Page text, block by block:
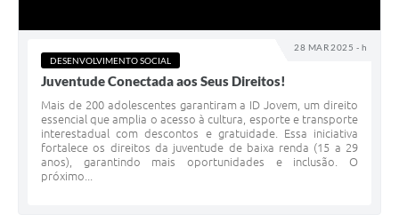
28 MAR 2025 - h
DESENVOLVIMENTO SOCIAL
Juventude Conectada aos Seus Direitos!
Mais de 200 adolescentes garantiram a ID Jovem, um direito
essencial que amplia o acesso à cultura, esporte e transporte
interestadual com descontos e gratuidade. Essa iniciativa
fortalece os direitos da juventude de baixa renda (15 a 29
anos), garantindo mais oportunidades e inclusão. O
próximo...